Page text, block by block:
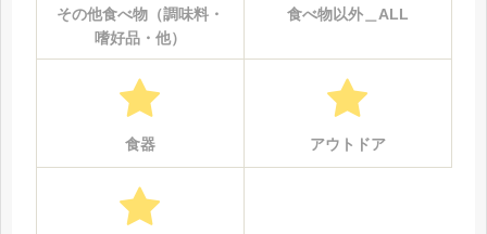
その他食べ物（調味料・
嗜好品・他）
食べ物以外＿ALL
食器 アウトドア